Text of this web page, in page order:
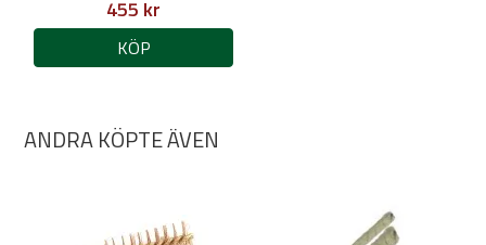
455 kr
KÖP
ANDRA KÖPTE ÄVEN